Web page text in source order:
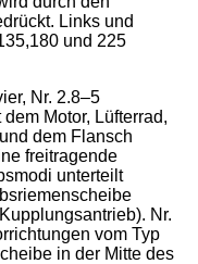
Links und
und 225
Nr. 2.8–5
Motor, Lüfterrad,
dem Flansch
freitragende
unterteilt
Nr.
vom Typ
in der Mitte des